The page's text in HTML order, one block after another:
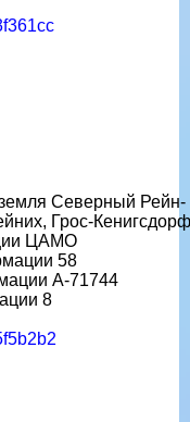
Северный Рейн-
Грос-Кенигсдорф
ЦАМО
58
A-71744
8